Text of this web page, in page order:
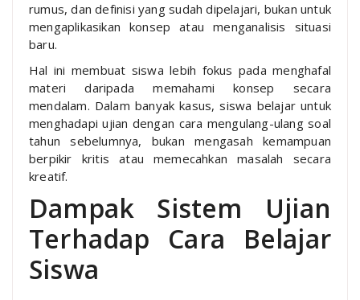
rumus, dan definisi yang sudah dipelajari, bukan untuk
mengaplikasikan konsep atau menganalisis situasi
baru.
Hal ini membuat siswa lebih fokus pada menghafal
materi daripada memahami konsep secara
mendalam. Dalam banyak kasus, siswa belajar untuk
menghadapi ujian dengan cara mengulang-ulang soal
tahun sebelumnya, bukan mengasah kemampuan
berpikir kritis atau memecahkan masalah secara
kreatif.
Dampak Sistem Ujian
Terhadap Cara Belajar
Siswa